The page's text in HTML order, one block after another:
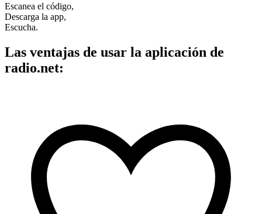
Escanea el código,
Descarga la app,
Escucha.
Las ventajas de usar la aplicación de
radio.net: